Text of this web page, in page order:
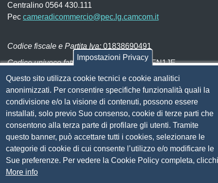
Centralino 0564 430.111
Pec cameradicommercio@pec.lg.camcom.it
Codice fiscale e Partita Iva: 01838690491
Codice univoco fatturazione elettronica:UFN1JE
Pagare con PagoPA
Seguici su
Sito web
Amministrazione trasparente
Mappa del sito
Privacy
Social Media Policy
Impostazioni Privacy
Questo sito utilizza cookie tecnici e cookie analitici
anonimizzati. Per consentire specifiche funzionalità quali la
condivisione e/o la visione di contenuti, possono essere
installati, solo previo Suo consenso, cookie di terze parti che
consentono alla terza parte di profilare gli utenti. Tramite
questo banner, può accettare tutti i cookies, selezionare le
categorie di cookie di cui consente l’utilizzo e/o modificare le
Sue preferenze. Per vedere la Cookie Policy completa, clicchi
More info